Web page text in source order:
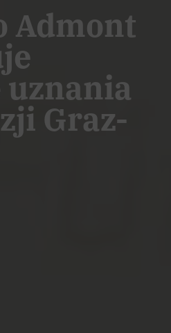
Admont
Graz-